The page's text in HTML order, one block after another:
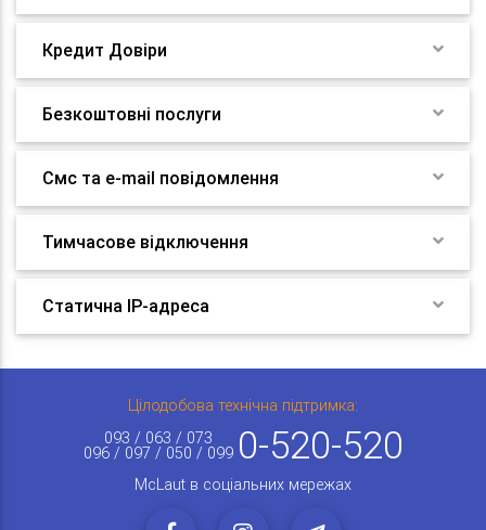
Кредит Довіри
Безкоштовні послуги
Смс та e-mail повідомлення
Тимчасове відключення
Статична IP-адреса
Цілодобова технічна підтримка:
093 / 063 / 073
096 / 097 / 050 / 099 0-520-520
McLaut в соціальних мережах